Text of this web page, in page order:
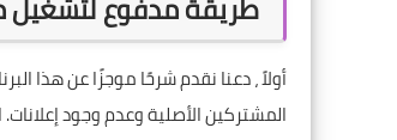
المشتركين الأصلية وعدم وجودإعلانات.